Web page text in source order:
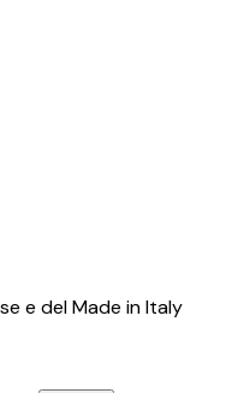
e del Made in Italy